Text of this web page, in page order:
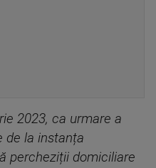
2023, ca urmare a
de la instanța
percheziții domiciliare